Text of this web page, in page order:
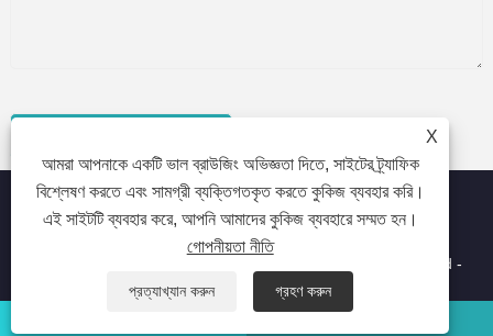
X
আমরা আপনাকে একটি ভাল ব্রাউজিং অভিজ্ঞতা দিতে, সাইটের ট্র্যাফিক
বিশ্লেষণ করতে এবং সামগ্রী ব্যক্তিগতকৃত করতে কুকিজ ব্যবহার করি।
এই সাইটটি ব্যবহার করে, আপনি আমাদের কুকিজ ব্যবহারে সম্মত হন।
গোপনীয়তা নীতি
প্রত্যাখ্যান করুন
গ্রহণ করুন
কপিরাইট © 2023 Beijing Oriental Wison Technology Co., Limited -
লেজার হেয়ার রিমুভাল, হেয়ার রিমুভাল, লেজার বিউটি মেশিন - সর্বস্বত্ব সংরক্ষিত৷